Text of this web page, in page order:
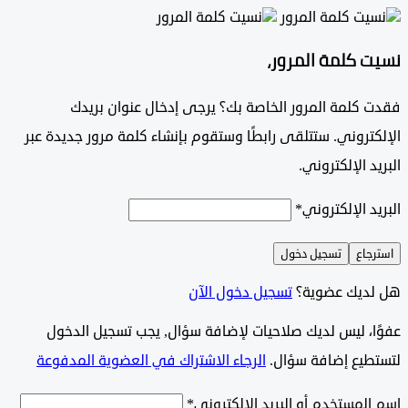
كلمة المرور،
كلمة المرور الخاصة بك؟ يرجى إدخال عنوان بريدك
ستتلقى رابطًا وستقوم بإنشاء كلمة مرور جديدة عبر
الإلكتروني.
الإلكتروني*
تسجيل دخول
عضوية؟تسجيل دخول الآن
ليس لديك صلاحيات لإضافة سؤال, يجب تسجيل الدخول
إضافة سؤال.الرجاء الاشتراك في العضوية المدفوعة